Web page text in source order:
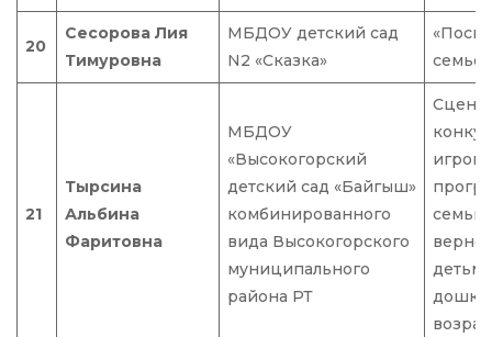
20
Сесорова Лия
Тимуровна
МБДОУ детский сад
N2 «Сказка»
семье»
21
Тырсина
Альбина
Фаритовна
МБДОУ
«Высокогорский
детский сад «Байгыш»
комбинированного
вида Высокогорского
муниципального
района РТ